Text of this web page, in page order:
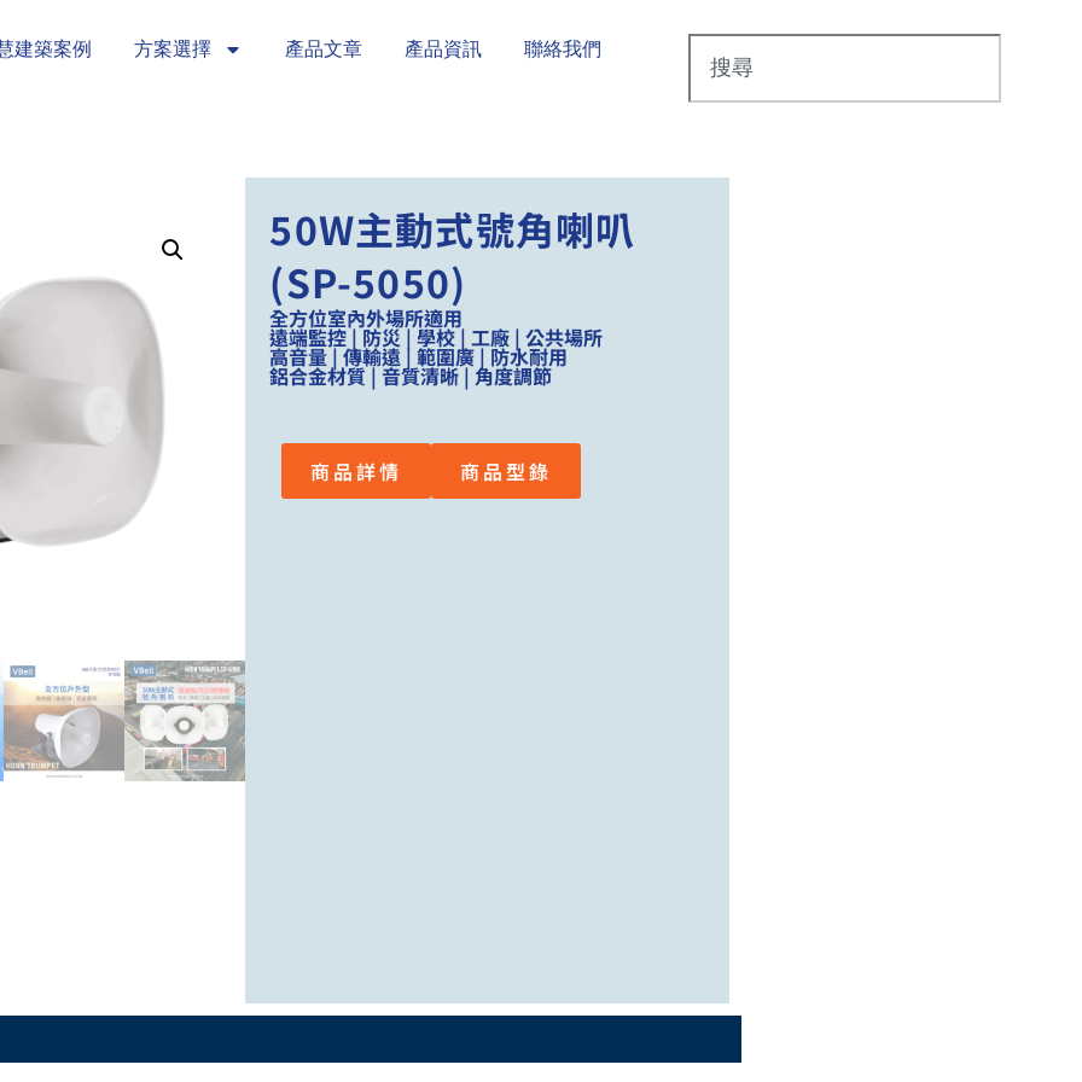
建築案例 方案選擇 產品文章 產品資訊 聯絡我們
50W主動式號角喇叭
(SP-5050)
全方位室內外場所適用
遠端監控 | 防災 | 學校 | 工廠 | 公共場所
高音量 | 傳輸遠 | 範圍廣 | 防水耐用
鋁合金材質 | 音質清晰 | 角度調節
商品詳情 商品型錄